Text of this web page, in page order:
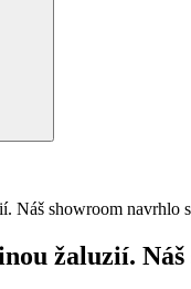
Náš showroom navrhlo
žaluzií.